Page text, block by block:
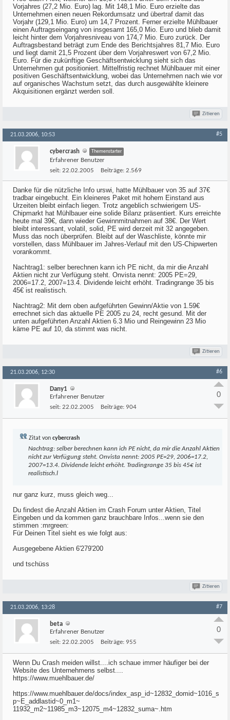
Vorjahres (27,2 Mio. Euro) lag. Mit 148,1 Mio. Euro erzielte das
Unternehmen einen neuen Rekordumsatz und übertraf damit das
Vorjahr (129,1 Mio. Euro) um 14,7 Prozent. Ferner erzielte Mühlbauer
einen Auftragseingang von insgesamt 165,0 Mio. Euro und blieb damit
leicht hinter dem Vorjahresniveau von 174,7 Mio. Euro zurück. Der
Auftragsbestand beträgt zum Ende des Berichtsjahres 81,7 Mio. Euro
und liegt damit 21,5 Prozent über dem Vorjahreswert von 67,2 Mio.
Euro. Für die zukünftige Geschäftsentwicklung sieht sich das
Unternehmen gut positioniert. Mittelfristig rechnet Mühlbauer mit einer
positiven Geschäftsentwicklung, wobei das Unternehmen nach wie vor
auf organisches Wachstum setzt, das durch ausgewählte kleinere
Akquisitionen ergänzt werden soll.
Zitieren
21.03.2006, 10:53 #5
cybercrash Themenstarter
Erfahrener Benutzer
seit: 22.02.2005 Beiträge: 2.569
Danke für die nützliche Info urswi, hatte Mühlbauer von 35 auf 37€
tradbar eingebucht. Ein kleineres Paket mit hohem Einstand aus
Urzeiten bleibt einfach liegen. Trotz angeblich schwierigem US-
Chipmarkt hat Mühlbauer eine solide Bilanz präsentiert. Kurs erreichte
heute mal 39€, dann wieder Gewinnmitnahmen auf 38€. Der Wert
bleibt interessant, volatil, solid, PE wird derzeit mit 32 angegeben.
Muss das noch überprüfen. Bleibt auf der Waschliste, könnte mir
vorstellen, dass Mühlbauer im Jahres-Verlauf mit den US-Chipwerten
vorankommt.
Nachtrag1: selber berechnen kann ich PE nicht, da mir die Anzahl
Aktien nicht zur Verfügung steht. Onvista nennt: 2005 PE=29,
2006=17.2, 2007=13.4. Dividende leicht erhöht. Tradingrange 35 bis
45€ ist realistisch.
Nachtrag2: Mit dem oben aufgeführten Gewinn/Aktie von 1.59€
errechnet sich das aktuelle PE 2005 zu 24, recht gesund. Mit der
unten aufgeführten Anzahl Aktien 6.3 Mio und Reingewinn 23 Mio
käme PE auf 10, da stimmt was nicht.
Zitieren
21.03.2006, 12:30 #6
Dany1
Erfahrener Benutzer
seit: 22.02.2005 Beiträge: 904
0
Zitat von cybercrash
Nachtrag: selber berechnen kann ich PE nicht, da mir die Anzahl Aktien
nicht zur Verfügung steht. Onvista nennt: 2005 PE=29, 2006=17.2,
2007=13.4. Dividende leicht erhöht. Tradingrange 35 bis 45€ ist
realistisch.l
nur ganz kurz, muss gleich weg...
Du findest die Anzahl Aktien im Crash Forum unter Aktien, Titel
Eingeben und da kommen ganz brauchbare Infos...wenn sie den
stimmen :mrgreen:
Für Deinen Titel sieht es wie folgt aus:
Ausgegebene Aktien 6'279'200
und tschüss
Zitieren
21.03.2006, 13:28 #7
beta
Erfahrener Benutzer
seit: 22.02.2005 Beiträge: 955
0
Wenn Du Crash meiden willst....ich schaue immer häufiger bei der
Website des Unternehmens selbst....
https://www.muehlbauer.de/
https://www.muehlbauer.de/docs/index_asp_id~12832_domid~1016_s
p~E_addlastid~0_m1~
11932_m2~11985_m3~12075_m4~12832_suma~.htm